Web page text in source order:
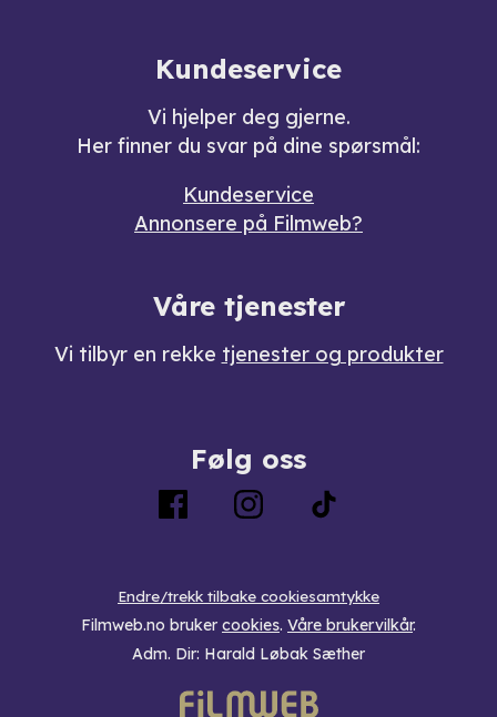
Kundeservice
Vi hjelper deg gjerne.
Her finner du svar på dine spørsmål:
Kundeservice
Annonsere på Filmweb?
Våre tjenester
Vi tilbyr en rekke tjenester og produkter
Følg oss
Endre/trekk tilbake cookiesamtykke
Filmweb.no bruker cookies. Våre brukervilkår.
Adm. Dir: Harald Løbak Sæther